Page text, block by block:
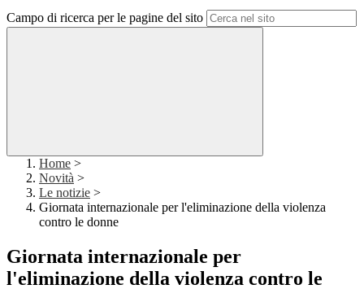
Campo di ricerca per le pagine del sito
Home >
Novità >
Le notizie >
Giornata internazionale per l'eliminazione della violenza
contro le donne
Giornata internazionale per
l'eliminazione della violenza contro le